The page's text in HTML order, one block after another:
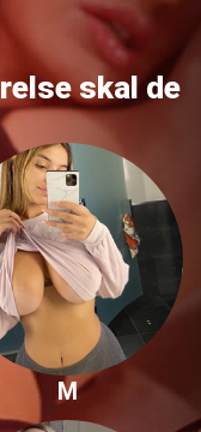
skal de
M